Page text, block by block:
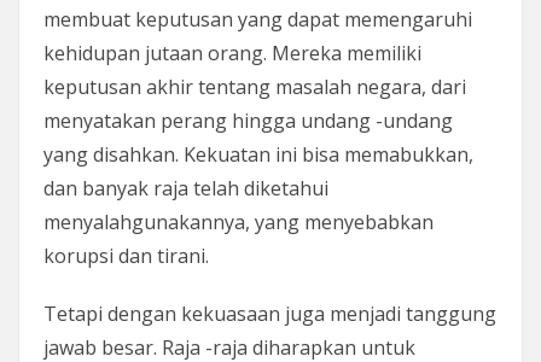
membuat keputusan yang dapat memengaruhi
kehidupan jutaan orang. Mereka memiliki
keputusan akhir tentang masalah negara, dari
menyatakan perang hingga undang -undang
yang disahkan. Kekuatan ini bisa memabukkan,
dan banyak raja telah diketahui
menyalahgunakannya, yang menyebabkan
korupsi dan tirani.
Tetapi dengan kekuasaan juga menjadi tanggung
jawab besar. Raja -raja diharapkan untuk